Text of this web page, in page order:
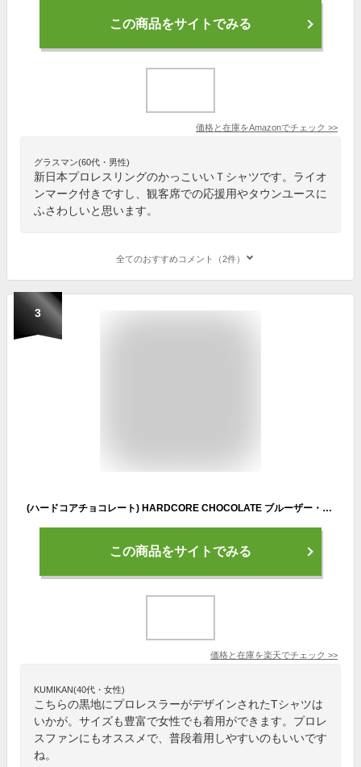
この商品をサイトでみる
価格と在庫をAmazonでチェック >>
グラスマン(60代・男性)
新日本プロレスリングのかっこいいＴシャツです。ライオ
ンマーク付きですし、観客席での応援用やタウンユースに
ふさわしいと思います。
全てのおすすめコメント（2件）
3
(ハードコアチョコレート) HARDCORE CHOCOLATE ブルーザー・ブロディ レジェンダリー・キングコング (ブラック)(SS:TEE)(T-1044EM-BK) Tシャツ 半袖 カットソー 新日本 全日本 プロレス 国内正規品
この商品をサイトでみる
価格と在庫を楽天でチェック >>
KUMIKAN(40代・女性)
こちらの黒地にプロレスラーがデザインされたTシャツは
いかが。サイズも豊富で女性でも着用ができます。プロレ
スファンにもオススメで、普段着用しやすいのもいいです
ね。